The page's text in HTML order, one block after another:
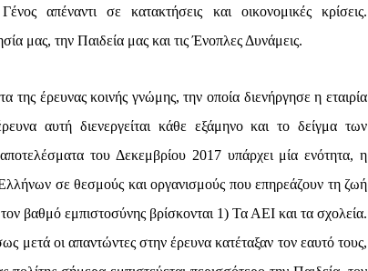
απέναντι σε κατακτήσεις και οικονομικές κρίσεις.
μας, την Παιδεία μας και τις Ένοπλες Δυνάμεις.
της έρευνας κοινής γνώμης, την οποία διενήργησε η εταιρία
αυτή διενεργείται κάθε εξάμηνο και το δείγμα των
του Δεκεμβρίου 2017 υπάρχει μία ενότητα, η
σε θεσμούς και οργανισμούς που επηρεάζουν τη ζωή
βαθμό εμπιστοσύνης βρίσκονται 1) Τα ΑΕΙ και τα σχολεία.
μετά οι απαντώντες στην έρευνα κατέταξαν τον εαυτό τους,